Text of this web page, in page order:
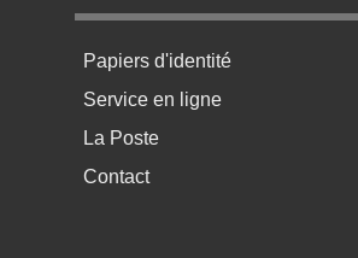
Menu pratique bas de page 1
Papiers d'identité
Service en ligne
La Poste
Contact